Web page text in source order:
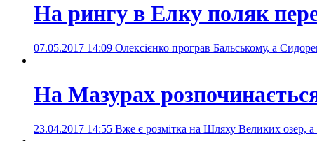
На рингу в Елку поляк
07.05.2017 14:09 Олексієнко програв Бальському, а
На Мазурах
23.04.2017 14:55 Вже є розмітка на Шляху Великих озер, а